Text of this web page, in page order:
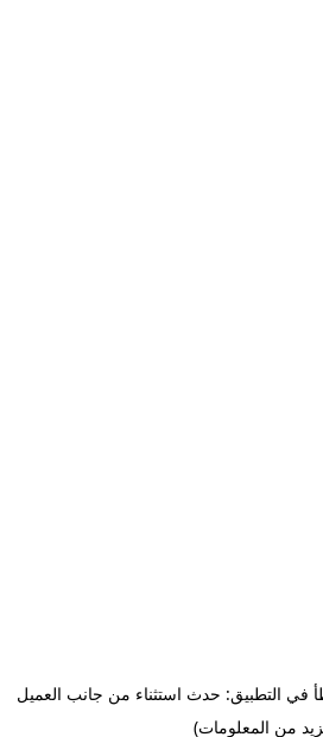
في التطبيق: حدث استثناء من جانب العميل
من المعلومات)